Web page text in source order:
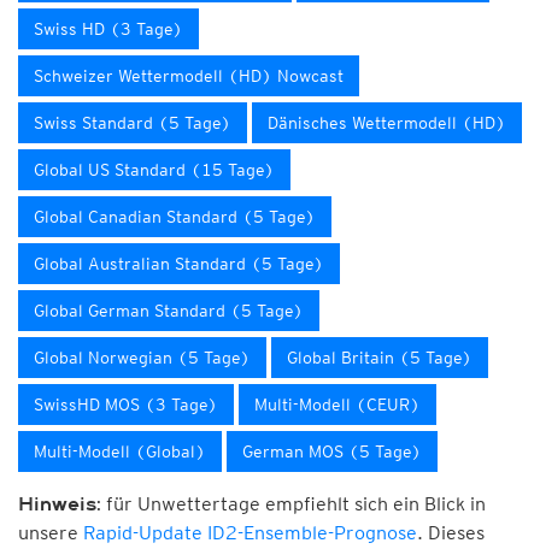
Swiss HD (3 Tage)
Schweizer Wettermodell (HD) Nowcast
Swiss Standard (5 Tage) Dänisches Wettermodell (HD)
Global US Standard (15 Tage)
Global Canadian Standard (5 Tage)
Global Australian Standard (5 Tage)
Global German Standard (5 Tage)
Global Norwegian (5 Tage) Global Britain (5 Tage)
SwissHD MOS (3 Tage) Multi-Modell (CEUR)
Multi-Modell (Global) German MOS (5 Tage)
Hinweis: für Unwettertage empfiehlt sich ein Blick in
unsere Rapid-Update ID2-Ensemble-Prognose. Dieses